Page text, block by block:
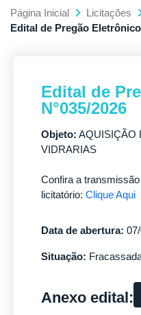
Página Inicial Licitações
Edital de Pregão Eletrônico
Edital de
N°035/2026
Objeto: AQUISIÇÃO
VIDRARIAS
Confira a
licitatório: Clique Aqui
Data de abertura:
Situação:
Anexo edital: